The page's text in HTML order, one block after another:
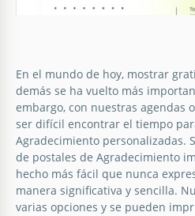
Violeta.
Crea una postal de
la persona a la que estás
Google Docs
En el mundo de hoy, mostrar
demás se ha vuelto más
embargo, con nuestras agendas
ser difícil encontrar el tiempo
Agradecimiento personalizadas.
de postales de Agradecimiento
hecho más fácil que nunca
manera significativa y sencilla.
varias opciones y se pueden